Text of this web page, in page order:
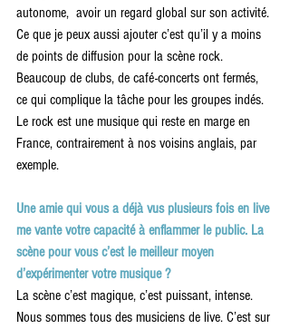
autonome,  avoir un regard global sur son activité.
Ce que je peux aussi ajouter c’est qu’il y a moins
de points de diffusion pour la scène rock.
Beaucoup de clubs, de café-concerts ont fermés,
ce qui complique la tâche pour les groupes indés.
Le rock est une musique qui reste en marge en
France, contrairement à nos voisins anglais, par
exemple.
Une amie qui vous a déjà vus plusieurs fois en live
me vante votre capacité à enflammer le public. La
scène pour vous c’est le meilleur moyen
d’expérimenter votre musique ?
La scène c’est magique, c’est puissant, intense.
Nous sommes tous des musiciens de live. C’est sur